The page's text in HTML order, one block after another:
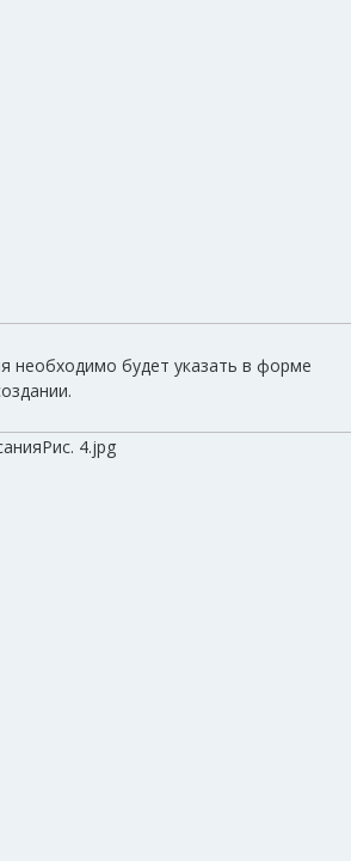
необходимо будет указать в форме